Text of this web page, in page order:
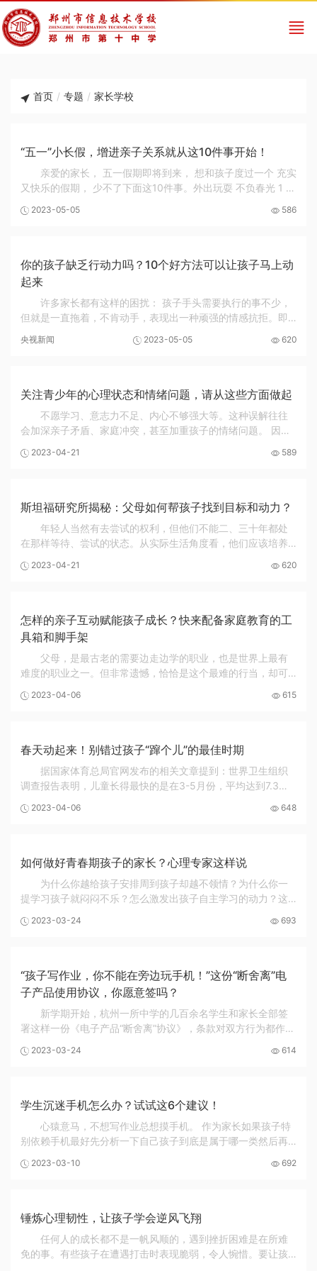
首页 / 专题 / 家长学校
“五一”小长假，增进亲子关系就从这10件事开始！
亲爱的家长， 五一假期即将到来， 想和孩子度过一个 充实
又快乐的假期， 少不了下面这10件事。外出玩耍 不负春光 1 全
孩子来一次旅行吧。带着孩子们去陌生...
2023-05-05 586
你的孩子缺乏行动力吗？10个好方法可以让孩子马上动
起来
许多家长都有这样的困扰： 孩子手头需要执行的事不少，
但就是一直拖着，不肯动手，表现出一种顽强的情感抗拒。即
来。 如何化解行动力不足？如何帮助孩子马上行...
央视新闻 2023-05-05 620
关注青少年的心理状态和情绪问题，请从这些方面做起
不愿学习、意志力不足、内心不够强大等。这种误解往往
会加深亲子矛盾、家庭冲突，甚至加重孩子的情绪问题。 因
施，帮助孩子应对抑郁情绪，避免孩子发展成严...
2023-04-21 589
斯坦福研究所揭秘：父母如何帮孩子找到目标和动力？
年轻人当然有去尝试的权利，但他们不能二、三十年都处
在那样等待、尝试的状态。从实际生活角度看，他们应该培养
何帮助孩子找到自己的目的？ A：很重要的是，...
2023-04-21 620
怎样的亲子互动赋能孩子成长？快来配备家庭教育的工
具箱和脚手架
父母，是最古老的需要边走边学的职业，也是世界上最有
难度的职业之一。但非常遗憾，恰恰是这个最难的行当，却可
呢？我们可以给家长提供一些工具箱和脚手架。 0...
2023-04-06 615
春天动起来！别错过孩子“蹿个儿”的最佳时期
据国家体育总局官网发布的相关文章提到：世界卫生组织
调查报告表明，儿童长得最快的是在3-5月份，平均达到7.3毫
进行体育锻炼，会使孩子长得好、长得高。 今...
2023-04-06 648
如何做好青春期孩子的家长？心理专家这样说
为什么你越给孩子安排周到孩子却越不领情？为什么你一
提学习孩子就闷闷不乐？怎么激发出孩子自主学习的动力？这
班与大家分享著名儿童和青少年心理专家华东师...
2023-03-24 693
“孩子写作业，你不能在旁边玩手机！”这份“断舍离”电
子产品使用协议，你愿意签吗？
新学期开始，杭州一所中学的几百余名学生和家长全部签
署这样一份《电子产品“断舍离”协议》，条款对双方行为都作出
过1小时，若要查阅资料需在家长陪伴下完...
2023-03-24 614
学生沉迷手机怎么办？试试这6个建议！
心猿意马，不想写作业总想摸手机。 作为家长如果孩子特
别依赖手机最好先分析一下自己孩子到底是属于哪一类然后再
迷手机，关键不是决定几岁给孩子手机，而是...
2023-03-10 692
锤炼心理韧性，让孩子学会逆风飞翔
任何人的成长都不是一帆风顺的，遇到挫折困难是在所难
免的事。有些孩子在遭遇打击时表现脆弱，令人惋惜。要让孩